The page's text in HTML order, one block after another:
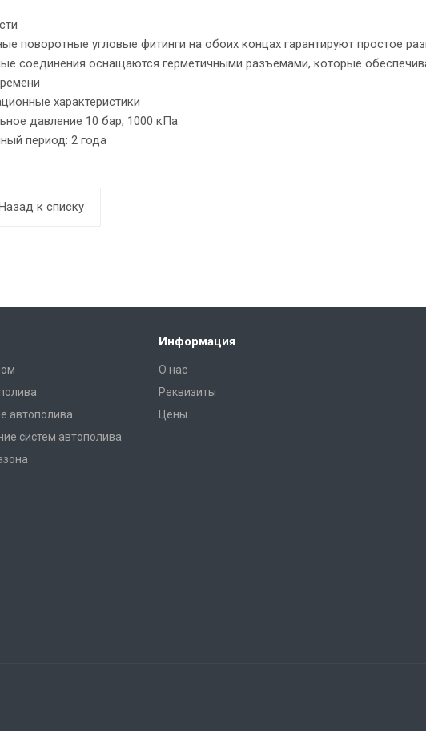
поворотные угловые фитинги на обоих концах гарантируют простое
соединения оснащаются герметичными разъемами, которые
характеристики
давление 10 бар; 1000 кПа
период: 2 года
Назад к списку
автополива
систем автополива
Информация
О нас
Реквизиты
Цены